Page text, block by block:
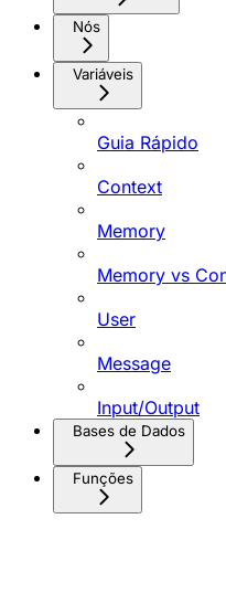
Nós
Variáveis
Guia Rápido
Context
Memory
Memory vs
User
Message
Input/Output
Bases de Dados
Funções